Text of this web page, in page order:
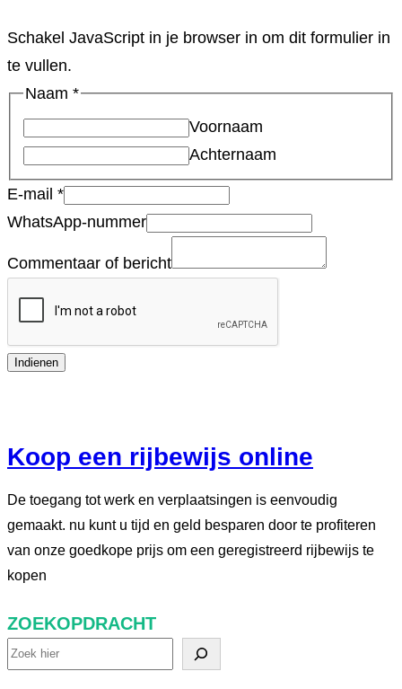
Schakel JavaScript in je browser in om dit formulier in
te vullen.
Naam *
Voornaam
Achternaam
E-mail *
WhatsApp-nummer
Commentaar of bericht
Indienen
Koop een rijbewijs online
De toegang tot werk en verplaatsingen is eenvoudig
gemaakt. nu kunt u tijd en geld besparen door te profiteren
van onze goedkope prijs om een geregistreerd rijbewijs te
kopen
ZOEKOPDRACHT
Z